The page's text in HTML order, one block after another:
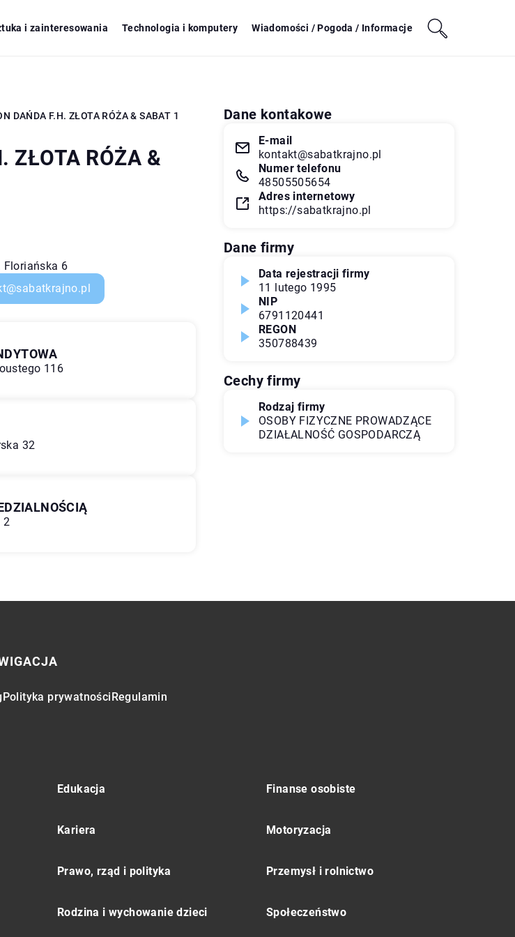
i zainteresowania Technologia i komputery Wiadomości / Pogoda / Informacje
DAŃDA F.H. ZŁOTA RÓŻA & SABAT 1
ZŁOTA RÓŻA &
Floriańska 6
116
32
2
Dane kontakowe
E-mail
kontakt@sabatkrajno.pl
Numer telefonu
48505505654
Adres internetowy
https://sabatkrajno.pl
Dane firmy
Data rejestracji firmy
11 lutego 1995
NIP
6791120441
REGON
350788439
Cechy firmy
Rodzaj firmy
OSOBY FIZYCZNE PROWADZĄCE
DZIAŁALNOŚĆ GOSPODARCZĄ
Polityka prywatnościRegulamin
Edukacja Finanse osobiste
Kariera Motoryzacja
Prawo, rząd i polityka Przemysł i rolnictwo
Rodzina i wychowanie dzieci Społeczeństwo